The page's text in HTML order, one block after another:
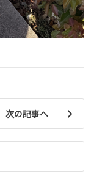
次の記事へ